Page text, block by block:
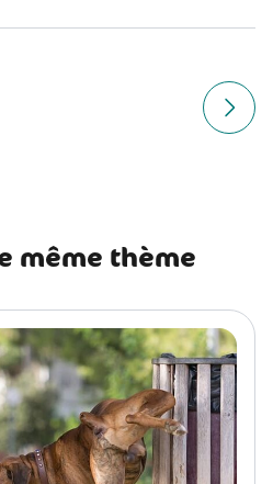
: histoire, caractère,Article
même thème